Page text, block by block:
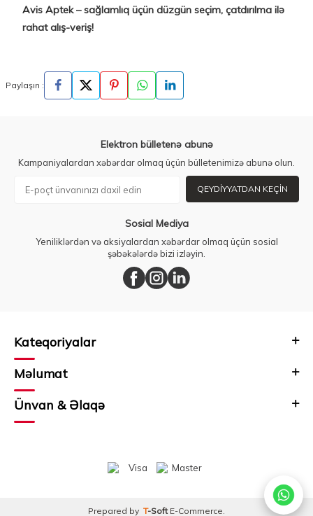
Avis Aptek – sağlamlıq üçün düzgün seçim, çatdırılma ilə
rahat alış-veriş!
Paylaşın :
Elektron bülletenə abunə
Kampaniyalardan xəbərdar olmaq üçün bülletenimizə abunə olun.
QEYDIYYATDAN KEÇIN
Sosial Mediya
Yeniliklərdən və aksiyalardan xəbərdar olmaq üçün sosial
şəbəkələrdə bizi izləyin.
Kateqoriyalar
Məlumat
Ünvan & Əlaqə
Prepared by T-Soft E-Commerce.